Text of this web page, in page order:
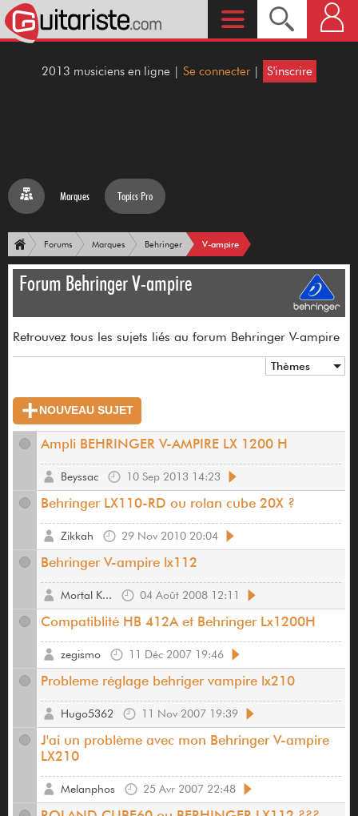
2013 musiciens en ligne | Se connecter | S'inscrire
Marques Topics Pro
Forums Marques Behringer V-ampire
Forum Behringer V-ampire
Retrouvez tous les sujets liés au forum Behringer V-ampire
Thèmes
NOUVEAU SUJET
Ampli BEHRINGER V-AMPIRE LX 1200 H
10 Sep 2013 14:23
Beyssac
Behringer LX110-RD ou rolan cube 20X ?
29 Nov 2010 20:04
Zikkah
Behringer V-ampire lx112
04 Août 2008 12:11
Mortal K...
Compatiblité HB 412A et Behringer Lx1200H
11 Déc 2007 19:46
zegismo
Probleme réglage behriger vampire lx210
11 Nov 2007 19:39
Hugo5362
J'ai un problème avec mon Behringer V-ampire
LX210
25 Avr 2007 22:48
Melanphos